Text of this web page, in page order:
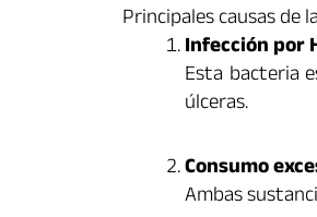
Principales causas de
Infección por
Esta bacteria
úlceras.
Consumo
Ambas